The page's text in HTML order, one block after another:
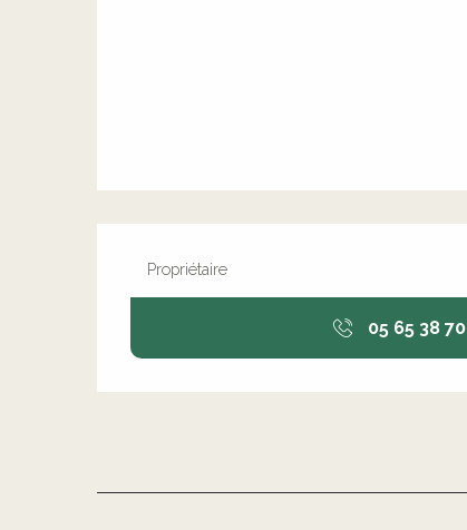
Propriétaire
05 65 38 70